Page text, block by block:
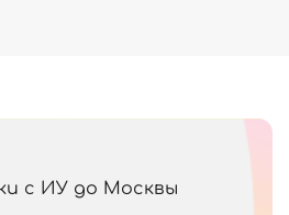
с ИУ до Москвы